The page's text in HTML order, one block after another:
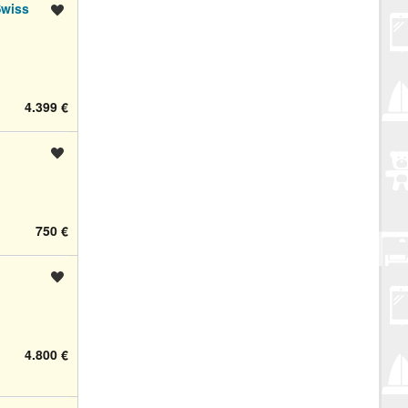
4.399 €
750 €
4.800 €